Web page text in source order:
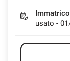
usato -
Cookie
Cookie